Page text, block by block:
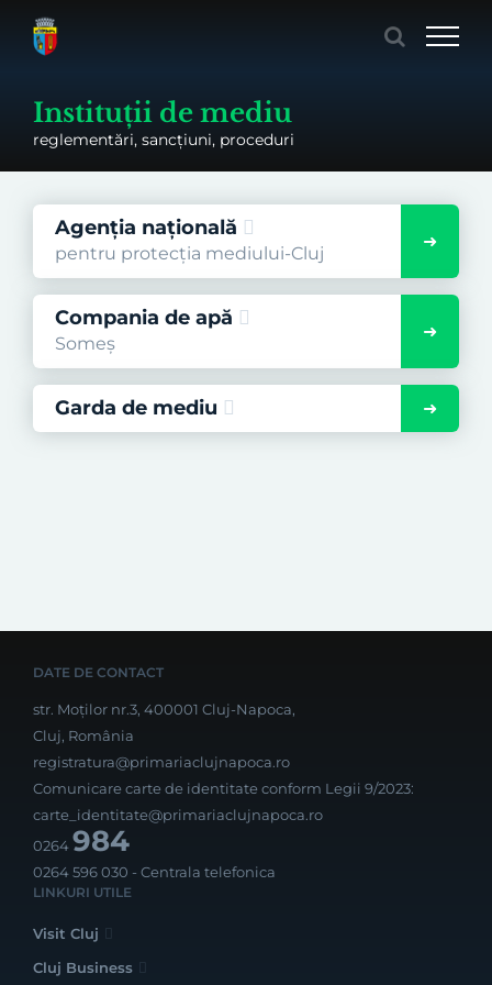
Instituții de mediu
reglementări, sancțiuni, proceduri
Agenția națională
pentru protecția mediului-Cluj
Compania de apă
Someș
Garda de mediu
DATE DE CONTACT
str. Moților nr.3, 400001 Cluj-Napoca,
Cluj, România
registratura@primariaclujnapoca.ro
Comunicare carte de identitate conform Legii 9/2023:
carte_identitate@primariaclujnapoca.ro
0264984
0264 596 030 - Centrala telefonica
LINKURI UTILE
Visit Cluj
Cluj Business